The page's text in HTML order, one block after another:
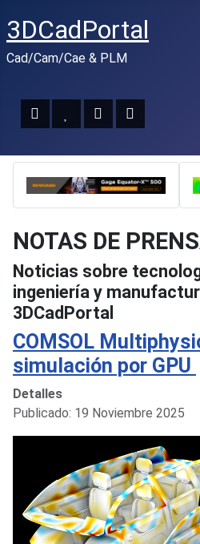
3DCadPortal
Cad/Cam/Cae & PLM
NOTAS DE
Noticias sobre
ingeniería y
3DCadPortal
COMSOL
simulación por GPU
Detalles
Publicado: 19 Noviembre 2025